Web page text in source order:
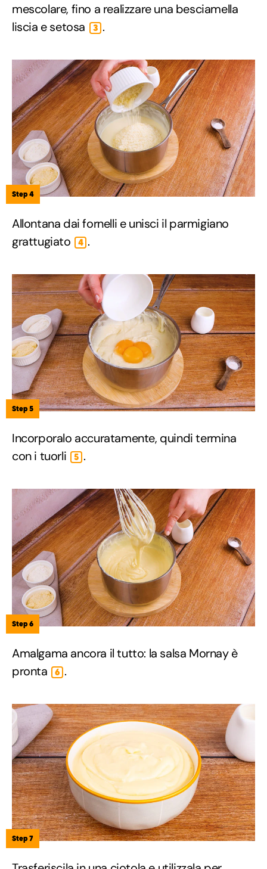
mescolare, fino a realizzare una besciamella
liscia e setosa
3 .
Step 4
Allontana dai fornelli e unisci il parmigiano
grattugiato
4 .
Step 5
Incorporalo accuratamente, quindi termina
con i tuorli
5 .
Step 6
Amalgama ancora il tutto: la salsa Mornay è
pronta
6 .
Step 7